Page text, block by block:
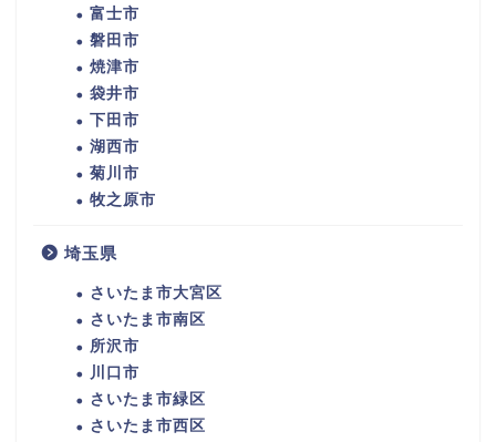
富士市
磐田市
焼津市
袋井市
下田市
湖西市
菊川市
牧之原市
埼玉県
さいたま市大宮区
さいたま市南区
所沢市
川口市
さいたま市緑区
さいたま市西区